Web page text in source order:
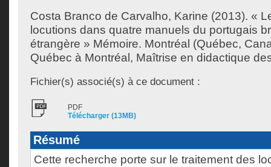
Costa Branco de Carvalho, Karine (2013). «
locutions dans quatre manuels du portugais
étrangère » Mémoire. Montréal (Québec,
Québec à Montréal, Maîtrise en didactique
Fichier(s) associé(s) à ce document :
PDF
Télécharger (13MB)
Résumé
Cette recherche porte sur le traitement des